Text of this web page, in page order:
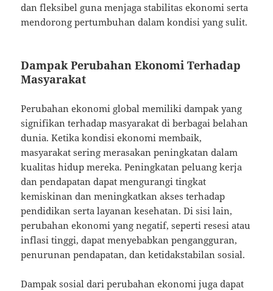
dan fleksibel guna menjaga stabilitas ekonomi serta
mendorong pertumbuhan dalam kondisi yang sulit.
Dampak Perubahan Ekonomi Terhadap
Masyarakat
Perubahan ekonomi global memiliki dampak yang
signifikan terhadap masyarakat di berbagai belahan
dunia. Ketika kondisi ekonomi membaik,
masyarakat sering merasakan peningkatan dalam
kualitas hidup mereka. Peningkatan peluang kerja
dan pendapatan dapat mengurangi tingkat
kemiskinan dan meningkatkan akses terhadap
pendidikan serta layanan kesehatan. Di sisi lain,
perubahan ekonomi yang negatif, seperti resesi atau
inflasi tinggi, dapat menyebabkan pengangguran,
penurunan pendapatan, dan ketidakstabilan sosial.
Dampak sosial dari perubahan ekonomi juga dapat